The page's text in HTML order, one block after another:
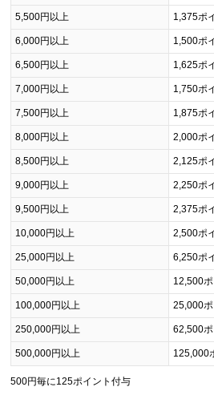
5,500円以上 1,375ポ
6,000円以上 1,500ポ
6,500円以上 1,625ポ
7,000円以上 1,750ポ
7,500円以上 1,875ポ
8,000円以上 2,000ポ
8,500円以上 2,125ポ
9,000円以上 2,250ポ
9,500円以上 2,375ポ
10,000円以上 2,500ポ
25,000円以上 6,250ポ
50,000円以上 12,500ポ
100,000円以上 25,000ポ
250,000円以上 62,500ポ
500,000円以上 125,000
500円毎に125ポイント付与